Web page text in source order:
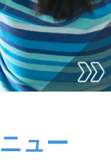
ュー